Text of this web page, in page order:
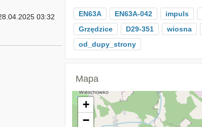
03:32 EN63A EN63A-042 impuls
Grzędzice
D29-351 wiosna
od_dupy_strony
Mapa
+
−